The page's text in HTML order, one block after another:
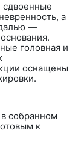
а
—
головная и
оснащены
собранном
к